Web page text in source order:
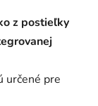
z postieľky
určené pre